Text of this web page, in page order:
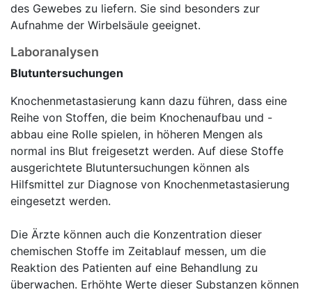
des Gewebes zu liefern. Sie sind besonders zur
Aufnahme der Wirbelsäule geeignet.
Laboranalysen
Blutuntersuchungen
Knochenmetastasierung kann dazu führen, dass eine
Reihe von Stoffen, die beim Knochenaufbau und -
abbau eine Rolle spielen, in höheren Mengen als
normal ins Blut freigesetzt werden. Auf diese Stoffe
ausgerichtete Blutuntersuchungen können als
Hilfsmittel zur Diagnose von Knochenmetastasierung
eingesetzt werden.
Die Ärzte können auch die Konzentration dieser
chemischen Stoffe im Zeitablauf messen, um die
Reaktion des Patienten auf eine Behandlung zu
überwachen. Erhöhte Werte dieser Substanzen können